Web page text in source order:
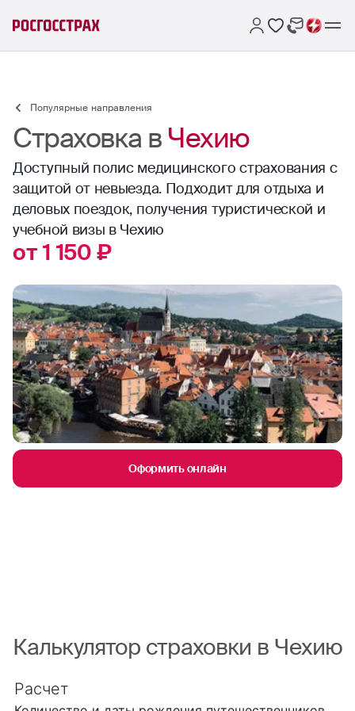
Популярные направления
Страховка в Чехию
Доступный полис медицинского страхования с
защитой от невыезда. Подходит для отдыха и
деловых поездок, получения туристической и
учебной визы в Чехию
от 1 150 ₽
Оформить онлайн
Калькулятор страховки в Чехию